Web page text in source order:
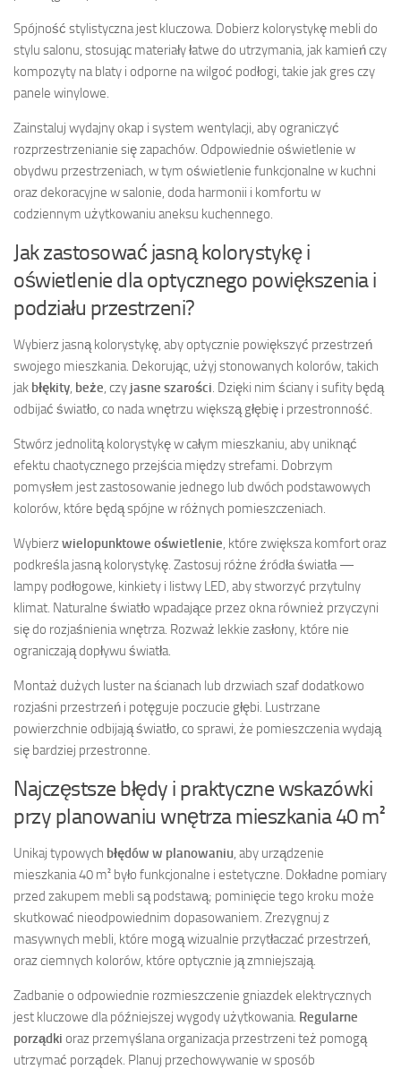
Spójność stylistyczna jest kluczowa. Dobierz kolorystykę mebli do
stylu salonu, stosując materiały łatwe do utrzymania, jak kamień czy
kompozyty na blaty i odporne na wilgoć podłogi, takie jak gres czy
panele winylowe.
Zainstaluj wydajny okap i system wentylacji, aby ograniczyć
rozprzestrzenianie się zapachów. Odpowiednie oświetlenie w
obydwu przestrzeniach, w tym oświetlenie funkcjonalne w kuchni
oraz dekoracyjne w salonie, doda harmonii i komfortu w
codziennym użytkowaniu aneksu kuchennego.
Jak zastosować jasną kolorystykę i
oświetlenie dla optycznego powiększenia i
podziału przestrzeni?
Wybierz jasną kolorystykę, aby optycznie powiększyć przestrzeń
swojego mieszkania. Dekorując, użyj stonowanych kolorów, takich
jak błękity beże , czy jasne szarości . Dzięki nim ściany i sufity będą
odbijać światło, co nada wnętrzu większą głębię i przestronność.
Stwórz jednolitą kolorystykę w całym mieszkaniu, aby uniknąć
efektu chaotycznego przejścia między strefami. Dobrzym
pomysłem jest zastosowanie jednego lub dwóch podstawowych
kolorów, które będą spójne w różnych pomieszczeniach.
Wybierzwielopunktowe oświetlenie , które zwiększa komfort oraz
podkreśla jasną kolorystykę. Zastosuj różne źródła światła —
lampy podłogowe, kinkiety i listwy LED, aby stworzyć przytulny
klimat. Naturalne światło wpadające przez okna również przyczyni
się do rozjaśnienia wnętrza. Rozważ lekkie zasłony, które nie
ograniczają dopływu światła.
Montaż dużych luster na ścianach lub drzwiach szaf dodatkowo
rozjaśni przestrzeń i potęguje poczucie głębi. Lustrzane
powierzchnie odbijają światło, co sprawi, że pomieszczenia wydają
się bardziej przestronne.
Najczęstsze błędy i praktyczne wskazówki
przy planowaniu wnętrza mieszkania 40 m²
Unikaj typowych błędów w planowaniu , aby urządzenie
mieszkania 40 m² było funkcjonalne i estetyczne. Dokładne pomiary
przed zakupem mebli są podstawą; pominięcie tego kroku może
skutkować nieodpowiednim dopasowaniem. Zrezygnuj z
masywnych mebli, które mogą wizualnie przytłaczać przestrzeń,
oraz ciemnych kolorów, które optycznie ją zmniejszają.
Zadbanie o odpowiednie rozmieszczenie gniazdek elektrycznych
jest kluczowe dla późniejszej wygody użytkowania. Regularne
porządki oraz przemyślana organizacja przestrzeni też pomogą
utrzymać porządek. Planuj przechowywanie w sposób